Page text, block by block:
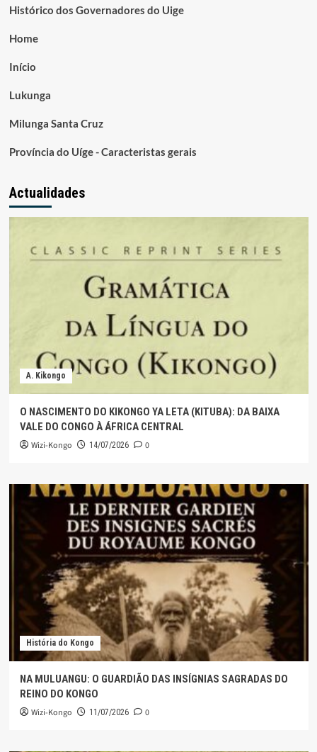
Histórico dos Governadores do Uige
Home
Início
Lukunga
Milunga Santa Cruz
Província do Uíge - Caracteristas gerais
Actualidades
A. Kikongo
O NASCIMENTO DO KIKONGO YA LETA (KITUBA): DA BAIXA
VALE DO CONGO À ÁFRICA CENTRAL
Wizi-Kongo 14/07/2026 0
História do Kongo
NA MULUANGU: O GUARDIÃO DAS INSÍGNIAS SAGRADAS DO
REINO DO KONGO
Wizi-Kongo 11/07/2026 0